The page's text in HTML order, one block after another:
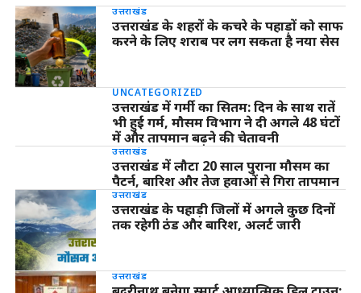
उत्तराखंड
उत्तराखंड के शहरों के कचरे के पहाड़ों को साफ
करने के लिए शराब पर लग सकता है नया सेस
UNCATEGORIZED
उत्तराखंड में गर्मी का सितम: दिन के साथ रातें
भी हुईं गर्म, मौसम विभाग ने दी अगले 48 घंटों
में और तापमान बढ़ने की चेतावनी
उत्तराखंड
उत्तराखंड में लौटा 20 साल पुराना मौसम का
पैटर्न, बारिश और तेज हवाओं से गिरा तापमान
उत्तराखंड
उत्तराखंड के पहाड़ी जिलों में अगले कुछ दिनों
तक रहेगी ठंड और बारिश, अलर्ट जारी
उत्तराखंड